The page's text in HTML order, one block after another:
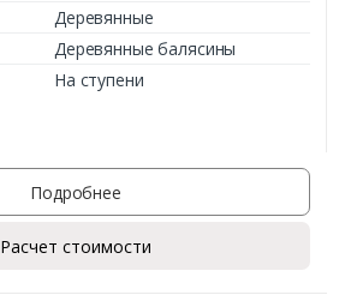
Деревянные
Деревянные балясины
На ступени
Подробнее
Расчет стоимости